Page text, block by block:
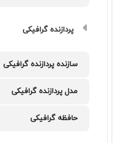
پردازنده گرافیکی
سازنده پردازنده گرافیکی
مدل پردازنده گرافیکی
حافظه گرافیکی